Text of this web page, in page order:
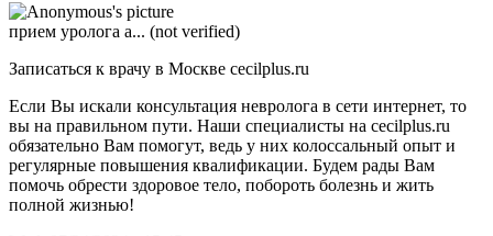
прием уролога а... (not verified)
Записаться к врачу в Москве cecilplus.ru
Если Вы искали консультация невролога в сети интернет, то
вы на правильном пути. Наши специалисты на cecilplus.ru
обязательно Вам помогут, ведь у них колоссальный опыт и
регулярные повышения квалификации. Будем рады Вам
помочь обрести здоровое тело, побороть болезнь и жить
полной жизнью!